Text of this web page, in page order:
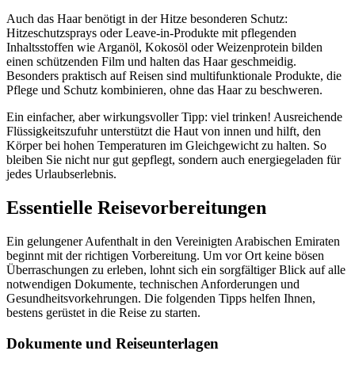
Auch das Haar benötigt in der Hitze besonderen Schutz:
Hitzeschutzsprays oder Leave-in-Produkte mit pflegenden
Inhaltsstoffen wie Arganöl, Kokosöl oder Weizenprotein bilden
einen schützenden Film und halten das Haar geschmeidig.
Besonders praktisch auf Reisen sind multifunktionale Produkte, die
Pflege und Schutz kombinieren, ohne das Haar zu beschweren.
Ein einfacher, aber wirkungsvoller Tipp: viel trinken! Ausreichende
Flüssigkeitszufuhr unterstützt die Haut von innen und hilft, den
Körper bei hohen Temperaturen im Gleichgewicht zu halten. So
bleiben Sie nicht nur gut gepflegt, sondern auch energiegeladen für
jedes Urlaubserlebnis.
Essentielle Reisevorbereitungen
Ein gelungener Aufenthalt in den Vereinigten Arabischen Emiraten
beginnt mit der richtigen Vorbereitung. Um vor Ort keine bösen
Überraschungen zu erleben, lohnt sich ein sorgfältiger Blick auf alle
notwendigen Dokumente, technischen Anforderungen und
Gesundheitsvorkehrungen. Die folgenden Tipps helfen Ihnen,
bestens gerüstet in die Reise zu starten.
Dokumente und Reiseunterlagen